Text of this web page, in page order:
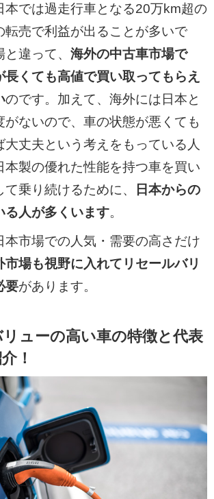
本では過走行車となる20万km超の
転売で利益が出ることが多いで
違って、 海外の中古車市場で
長くても高値で買い取ってもらえ
のです。加えて、海外には日本と
がないので、車の状態が悪くても
大丈夫という考えをもっている人
本製の優れた性能を持つ車を買い
乗り続けるために、
日本からの
る人が多くいます。
本市場での人気・需要の高さだけ
市場も視野に入れてリセールバリ
要があります。
リューの高い車の特徴と代表
！